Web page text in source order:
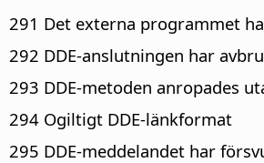
291 Det externa programmet
292 DDE-anslutningen har
293 DDE-metoden anropades
294 Ogiltigt DDE-länkformat
295 DDE-meddelandet har